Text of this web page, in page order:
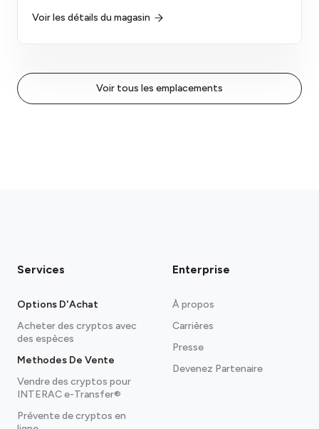
Voir les détails du magasin
Voir tous les emplacements
Services
Options D'Achat
Acheter des cryptos avec
des espèces
Methodes De Vente
Vendre des cryptos pour
INTERAC e-Transfer®
Prévente de cryptos en
Enterprise
À propos
Carrières
Presse
Devenez Partenaire